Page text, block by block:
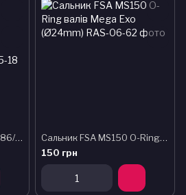
Адаптер FSA EL214 BB386/30A для встановлення шатунів BB386 у рами BB30 та PF30, зелений
Сальник FSA MS150 O-Ring валів Mega Exo (Ø24mm)
150 грн